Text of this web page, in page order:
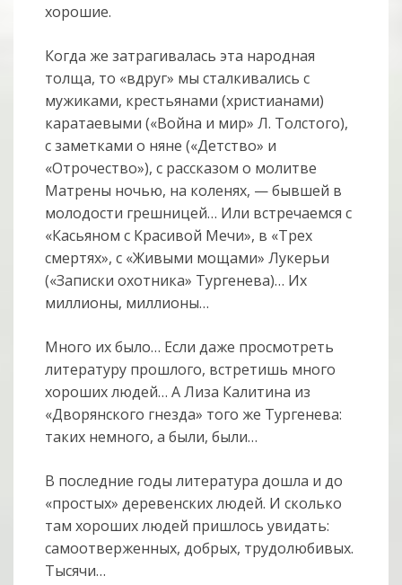
хорошие.
Когда же затрагивалась эта народная
толща, то «вдруг» мы сталкивались с
мужиками, крестьянами (христианами)
каратаевыми («Война и мир» Л. Толстого),
с заметками о няне («Детство» и
«Отрочество»), с рассказом о молитве
Матрены ночью, на коленях, — бывшей в
молодости грешницей… Или встречаемся с
«Касьяном с Красивой Мечи», в «Трех
смертях», с «Живыми мощами» Лукерьи
(«Записки охотника» Тургенева)… Их
миллионы, миллионы…
Много их было… Если даже просмотреть
литературу прошлого, встретишь много
хороших людей… А Лиза Калитина из
«Дворянского гнезда» того же Тургенева:
таких немного, а были, были…
В последние годы литература дошла и до
«простых» деревенских людей. И сколько
там хороших людей пришлось увидать:
самоотверженных, добрых, трудолюбивых.
Тысячи…